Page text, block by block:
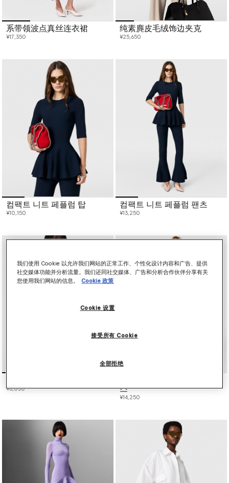
系带领波点真丝连衣裙
¥17,350
纯素麂皮毛绒饰边夹克
¥25,650
컴팩트 니트 페플럼 탑
¥10,150
컴팩트 니트 페플럼 팬츠
¥13,250
¥6,050
스
¥14,250
我们使用 Cookie 以允许我们网站的正常工作、个性化设计内容和广告、提供
社交媒体功能并分析流量。我们还同社交媒体、广告和分析合作伙伴分享有关
您使用我们网站的信息。
Cookie 政策
Cookie 设置
全部拒绝
接受所有 Cookie